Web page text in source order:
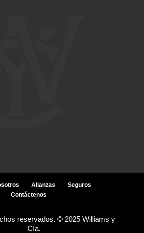
Alianzas
Seguros
Contáctenos
reservados. © 2025 Williams y
Cía.